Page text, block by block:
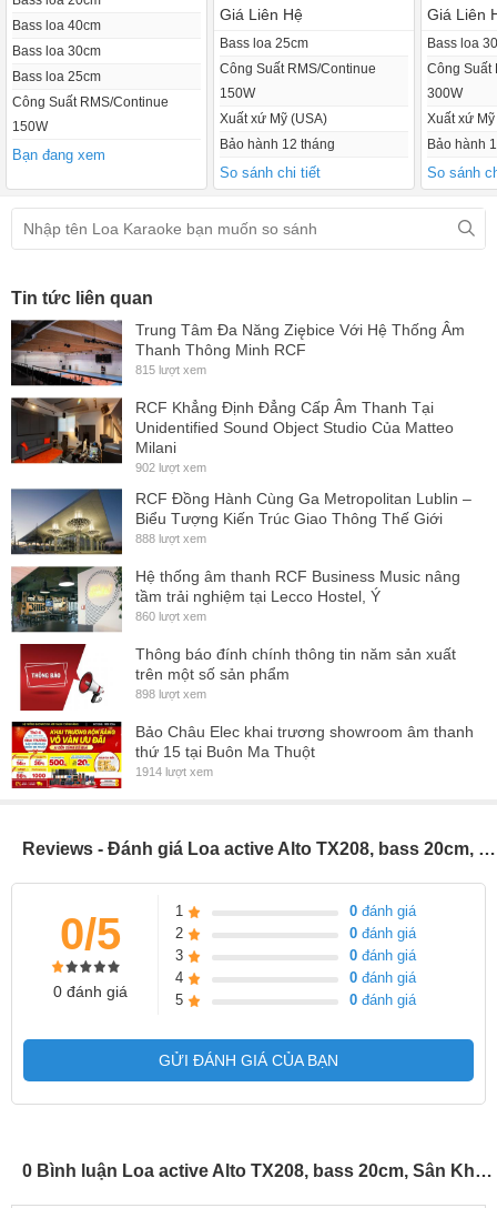
liên kết XLR, công tắc EQ đường viền và công tắc nâng mặt đất
+ Được thiết kế và điều chỉnh tại Hoa Kỳ.
Bass loa 40cm
Bass loa 30cm
Bass loa 25cm
Công Suất RMS/Continue
150W
Bạn đang xem
Giá Liên Hệ
Bass loa 25cm
Công Suất RMS/Continue
150W
Xuất xứ Mỹ (USA)
Bảo hành 12 tháng
So sánh chi tiết
Giá Liên
Bass loa
Công Suất
300W
Xuất xứ
Bảo hành
So sánh
Tin tức liên quan
Trung Tâm Đa Năng Ziębice Với Hệ Thống Âm
Thanh Thông Minh RCF
815 lượt xem
RCF Khẳng Định Đẳng Cấp Âm Thanh Tại
Unidentified Sound Object Studio Của Matteo
Milani
902 lượt xem
RCF Đồng Hành Cùng Ga Metropolitan Lublin –
Biểu Tượng Kiến Trúc Giao Thông Thế Giới
888 lượt xem
Hệ thống âm thanh RCF Business Music nâng
tầm trải nghiệm tại Lecco Hostel, Ý
860 lượt xem
Thông báo đính chính thông tin năm sản xuất
trên một số sản phẩm
898 lượt xem
Bảo Châu Elec khai trương showroom âm thanh
thứ 15 tại Buôn Ma Thuột
1914 lượt xem
Reviews - Đánh giá Loa active Alto TX208, bass 20cm, Sân Khấu, Hội Trường, Karaoke (giá:2 chiếc)
0/5
0 đánh giá
1 0 đánh giá
2
0 đánh giá
3
0 đánh giá
4
0 đánh giá
5
0 đánh giá
GỬI ĐÁNH GIÁ CỦA BẠN
0 Bình luận Loa active Alto TX208, bass 20cm, Sân Khấu, Hội Trường, Karaoke (giá:2 chiếc)